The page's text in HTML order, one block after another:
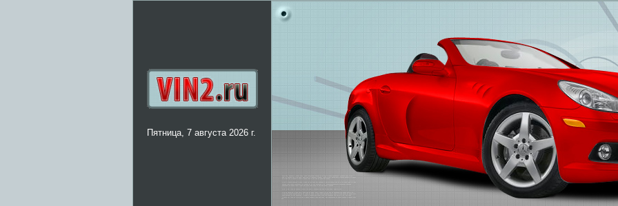
Пятница, 7 августа 2026 г.